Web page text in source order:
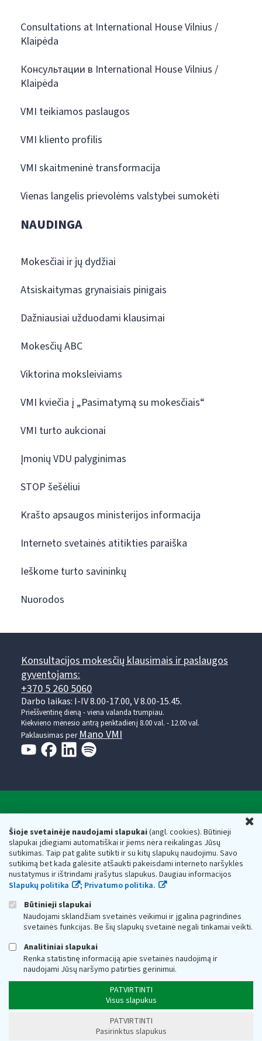
Šioje svetainėje naudojami slapukai(angl. cookies). Būtinieji
slapukai įdiegiami automatiškai ir jiems nėra reikalingas Jūsų
sutikimas. Taip pat galite sutikti ir su kitų slapukų naudojimu. Savo
sutikimą bet kada galėsite atšaukti pakeisdami interneto naršyklės
nustatymus ir ištrindami įrašytus slapukus. Daugiau informacijos
Slapukų politika
; Privatumo politika.
Būtinieji slapukai
Naudojami sklandžiam svetainės veikimui ir įgalina pagrindines
svetainės funkcijas. Be šių slapukų svetainė negali tinkamai veikti.
Analitiniai slapukai
Renka statistinę informaciją apie svetainės naudojimą ir
naudojami Jūsų naršymo patirties gerinimui.
PATVIRTINTI
Visus slapukus
PATVIRTINTI
Pasirinktus slapukus
Consultations at International House Vilnius /
Klaipėda
Консультации в International House Vilnius /
Klaipėda
VMI teikiamos paslaugos
VMI kliento profilis
VMI skaitmeninė transformacija
Vienas langelis prievolėms valstybei sumokėti
NAUDINGA
Mokesčiai ir jų dydžiai
Atsiskaitymas grynaisiais pinigais
Dažniausiai užduodami klausimai
Mokesčių ABC
Viktorina moksleiviams
VMI kviečia į „Pasimatymą su mokesčiais“
VMI turto aukcionai
Įmonių VDU palyginimas
STOP šešėliui
Krašto apsaugos ministerijos informacija
Interneto svetainės atitikties paraiška
Ieškome turto savininkų
Nuorodos
Konsultacijos mokesčių klausimais ir paslaugos
gyventojams:
+370 5 260 5060
Darbo laikas: I-IV 8.00-17.00, V 8.00-15.45.
Prieššventinę dieną - viena valanda trumpiau.
Kiekvieno mėnesio antrą penktadienį 8.00 val. - 12.00 val.
Paklausimas per Mano VMI
Respublikos finansų ministerijos
Biudžetinė įstaiga. Juridinio asmens kodas — 188659752,
adresas: Vasario 16-osios g. 14, 01107 Vilnius, Lietuva, el.paštas:
vmi@vmi.lt, E. pristatymo dėžutės adresas 188659752
Duomenys apie Valstybinę mokesčių inspekciją prie Lietuvos
Respublikos finansų ministerijos kaupiami ir saugomi Juridinių